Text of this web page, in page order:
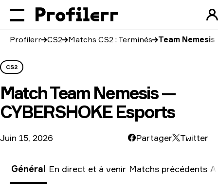
Profilerr CS2 Matchs CS2 : Terminés Team Nemesis
CS2
MatchTeam Nemesis —
CYBERSHOKE Esports
Juin 15, 2026 Partager Twitter
Général En direct et à venir Matchs précédents